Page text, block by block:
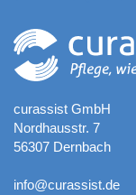
curassist GmbH
Nordhausstr. 7
56307 Dernbach
info@curassist.de